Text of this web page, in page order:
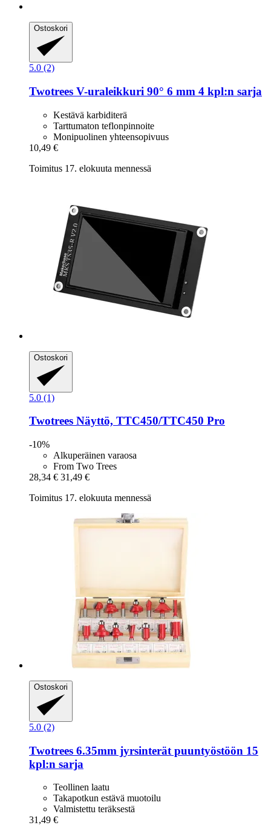
Ostoskori
5.0 (2)
Twotrees V-​uraleikkuri 90° 6 mm 4 kpl:n sarja
Kestävä karbiditerä
Tarttumaton teflonpinnoite
Monipuolinen yhteensopivuus
10,49 €
Toimitus 17. elokuuta mennessä
Ostoskori
5.0 (1)
Twotrees Näyttö, TTC450/TTC450 Pro
-10%
Alkuperäinen varaosa
From Two Trees
28,34 € 31,49 €
Toimitus 17. elokuuta mennessä
Ostoskori
5.0 (2)
Twotrees 6.35mm jyrsinterät puuntyöstöön 15
kpl:n sarja
Teollinen laatu
Takapotkun estävä muotoilu
Valmistettu teräksestä
31,49 €